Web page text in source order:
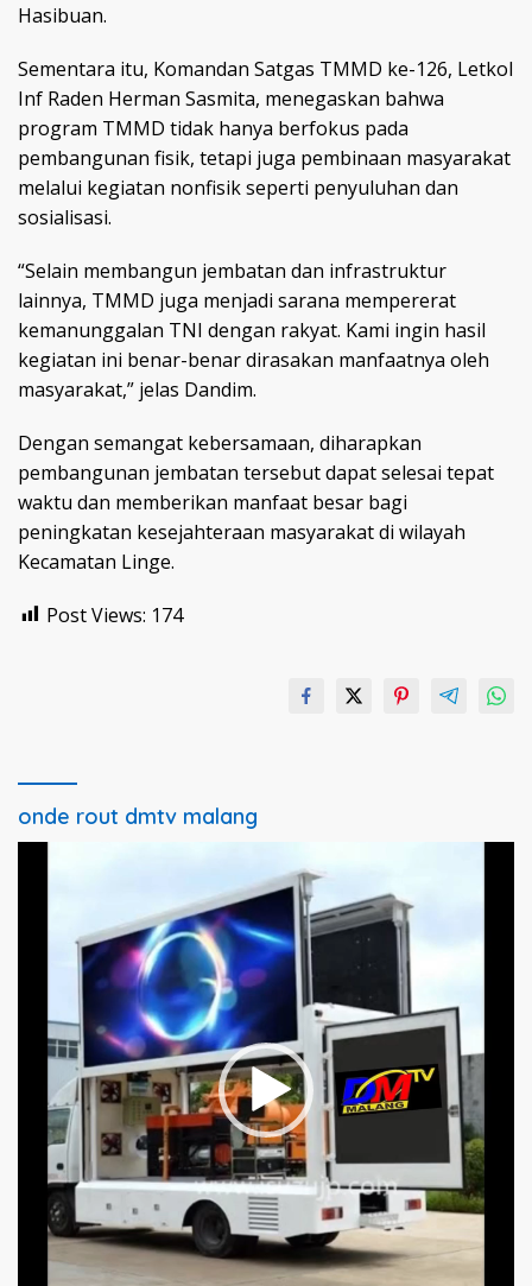
Hasibuan.
Sementara itu, Komandan Satgas TMMD ke-126, Letkol
Inf Raden Herman Sasmita, menegaskan bahwa
program TMMD tidak hanya berfokus pada
pembangunan fisik, tetapi juga pembinaan masyarakat
melalui kegiatan nonfisik seperti penyuluhan dan
sosialisasi.
“Selain membangun jembatan dan infrastruktur
lainnya, TMMD juga menjadi sarana mempererat
kemanunggalan TNI dengan rakyat. Kami ingin hasil
kegiatan ini benar-benar dirasakan manfaatnya oleh
masyarakat,” jelas Dandim.
Dengan semangat kebersamaan, diharapkan
pembangunan jembatan tersebut dapat selesai tepat
waktu dan memberikan manfaat besar bagi
peningkatan kesejahteraan masyarakat di wilayah
Kecamatan Linge.
Post Views: 174
onde rout dmtv malang